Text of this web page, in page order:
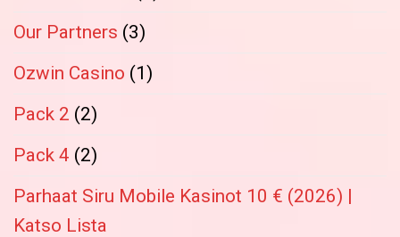
Our Partners (3)
Ozwin Casino (1)
Pack 2 (2)
Pack 4 (2)
Parhaat Siru Mobile Kasinot 10 € (2026) |
Katso Lista